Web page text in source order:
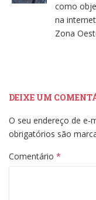
como
na
Zona
DEIXE UM
O seu endereço de e-
obrigatórios são
Comentário *